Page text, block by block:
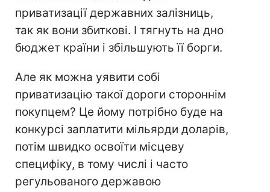
приватизації державних залізниць,
так як вони збиткові. І тягнуть на дно
бюджет країни і збільшують її борги.
Але як можна уявити собі
приватизацію такої дороги стороннім
покупцем? Це йому потрібно буде на
конкурсі заплатити мільярди доларів,
потім швидко освоїти місцеву
специфіку, в тому числі і часто
регульованого державою